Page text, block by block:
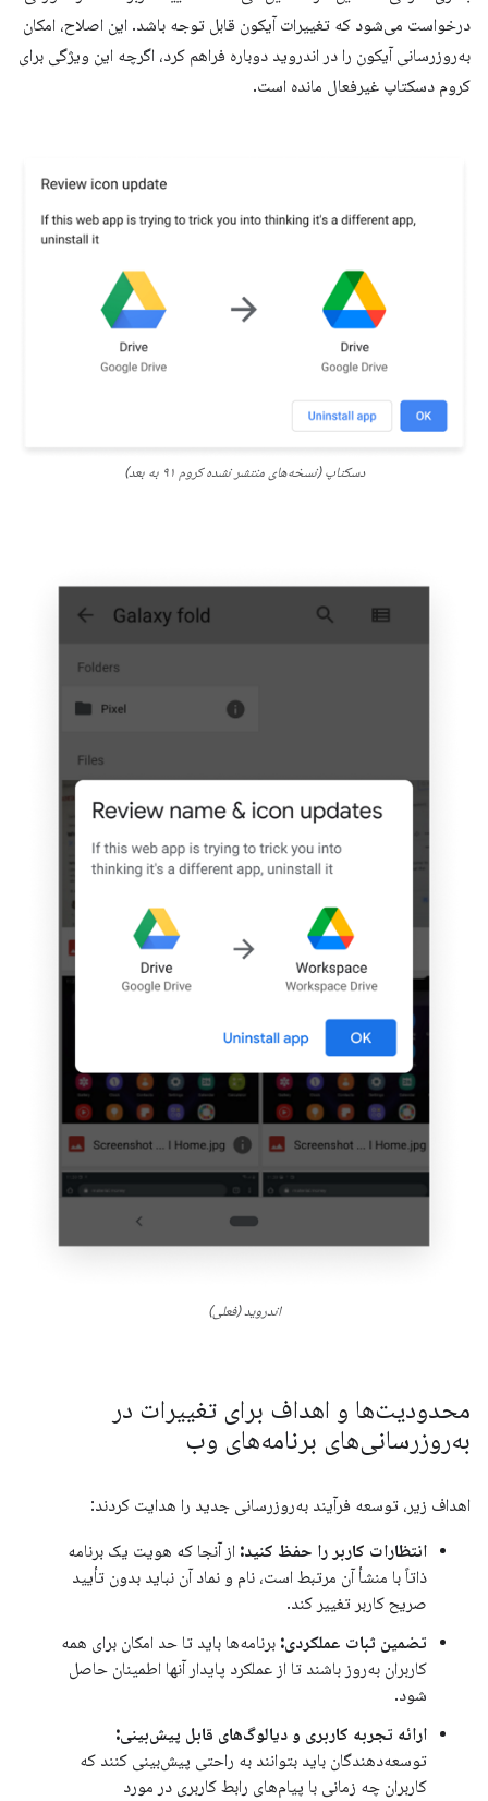
درخواست می‌شود که تغییرات آیکون قابل توجه باشد. این اصلاح، امکان
به‌روزرسانی آیکون را در اندروید دوباره فراهم کرد، اگرچه این ویژگی برای
کروم دسکتاپ غیرفعال مانده است.
دسکتاپ (نسخه‌های منتشر نشده کروم ۹۱ به بعد)
اندروید (فعلی)
محدودیت‌ها و اهداف برای تغییرات در
به‌روزرسانی‌های برنامه‌های وب
اهداف زیر، توسعه فرآیند به‌روزرسانی جدید را هدایت کردند:
انتظارات کاربر را حفظ کنید: از آنجا که هویت یک برنامه
ذاتاً با منشأ آن مرتبط است، نام و نماد آن نباید بدون تأیید
صریح کاربر تغییر کند.
تضمین ثبات عملکردی: برنامه‌ها باید تا حد امکان برای همه
کاربران به‌روز باشند تا از عملکرد پایدار آنها اطمینان حاصل
شود.
ارائه تجربه کاربری و دیالوگ‌های قابل پیش‌بینی:
توسعه‌دهندگان باید بتوانند به راحتی پیش‌بینی کنند که
کاربران چه زمانی با پیام‌های رابط کاربری در مورد